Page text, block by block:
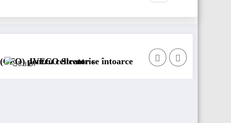
se întoarce BursaTransport/123cargo